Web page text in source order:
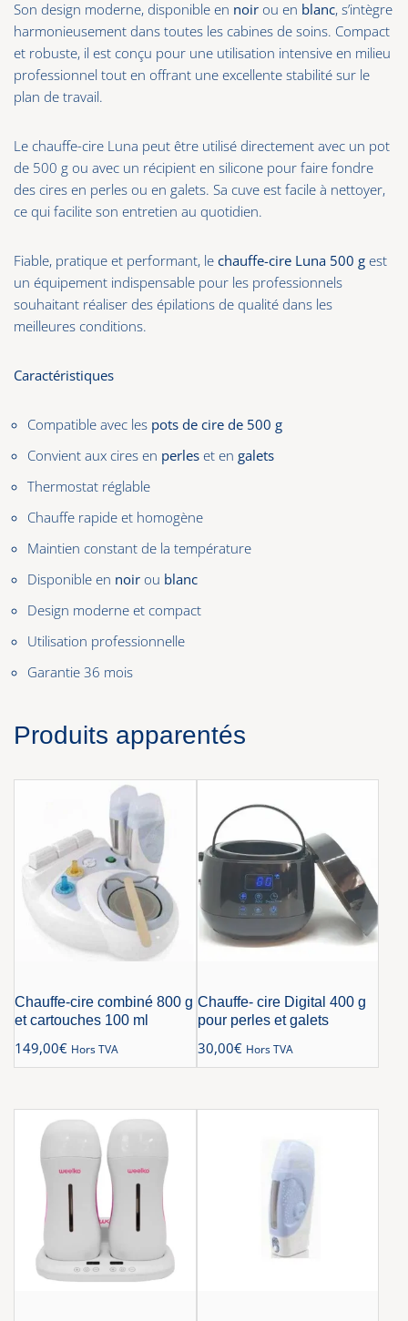
Son design moderne, disponible en noir ou en blanc, s’intègre
harmonieusement dans toutes les cabines de soins. Compact
et robuste, il est conçu pour une utilisation intensive en milieu
professionnel tout en offrant une excellente stabilité sur le
plan de travail.
Le chauffe-cire Luna peut être utilisé directement avec un pot
de 500 g ou avec un récipient en silicone pour faire fondre
des cires en perles ou en galets. Sa cuve est facile à nettoyer,
ce qui facilite son entretien au quotidien.
Fiable, pratique et performant, le chauffe-cire Luna 500 g est
un équipement indispensable pour les professionnels
souhaitant réaliser des épilations de qualité dans les
meilleures conditions.
Caractéristiques
Compatible avec les pots de cire de 500 g
Convient aux cires en perles et en galets
Thermostat réglable
Chauffe rapide et homogène
Maintien constant de la température
Disponible en noir ou blanc
Design moderne et compact
Utilisation professionnelle
Garantie 36 mois
Produits apparentés
Chauffe-cire combiné 800 g
et cartouches 100 ml
149,00€ Hors TVA
Chauffe- cire Digital 400 g
pour perles et galets
30,00€ Hors TVA